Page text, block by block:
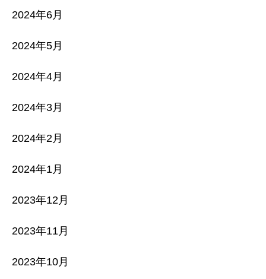
2024年6月
2024年5月
2024年4月
2024年3月
2024年2月
2024年1月
2023年12月
2023年11月
2023年10月